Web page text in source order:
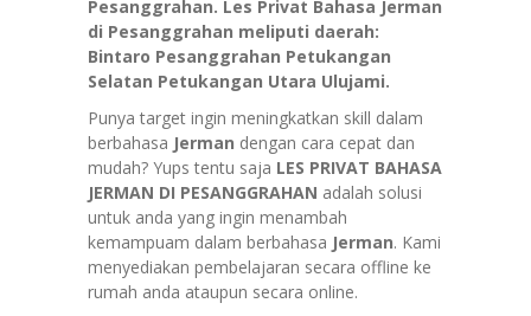
Pesanggrahan. Les Privat Bahasa Jerman
di Pesanggrahan meliputi daerah:
Bintaro Pesanggrahan Petukangan
Selatan Petukangan Utara Ulujami.
Punya target ingin meningkatkan skill dalam
berbahasa Jerman dengan cara cepat dan
mudah? Yups tentu saja LES PRIVAT BAHASA
JERMAN DI PESANGGRAHAN adalah solusi
untuk anda yang ingin menambah
kemampuam dalam berbahasa Jerman. Kami
menyediakan pembelajaran secara offline ke
rumah anda ataupun secara online.